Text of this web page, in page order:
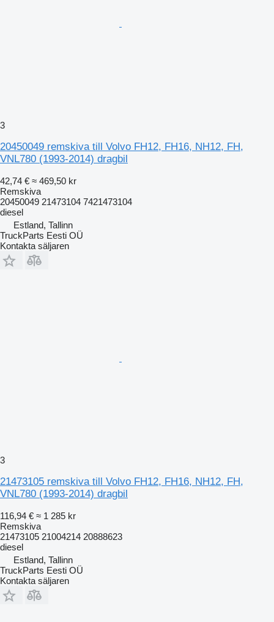
3
20450049 remskiva till Volvo FH12, FH16, NH12, FH,
VNL780 (1993-2014) dragbil
42,74 € ≈ 469,50 kr
Remskiva
20450049 21473104 7421473104
diesel
Estland, Tallinn
TruckParts Eesti OÜ
Kontakta säljaren
3
21473105 remskiva till Volvo FH12, FH16, NH12, FH,
VNL780 (1993-2014) dragbil
116,94 € ≈ 1 285 kr
Remskiva
21473105 21004214 20888623
diesel
Estland, Tallinn
TruckParts Eesti OÜ
Kontakta säljaren